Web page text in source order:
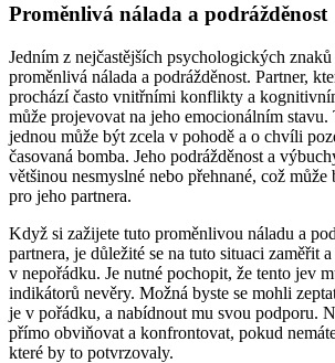
Proměnlivá nálada a podrážděnost
Jedním z nejčastějších psychologických
proměnlivá nálada a podrážděnost. Partner,
prochází často vnitřními konflikty a
může projevovat na jeho emocionálním stavu.
jednou může být zcela v pohodě a o chvíli
časovaná bomba. Jeho podrážděnost a
většinou nesmyslné nebo přehnané, což
pro jeho partnera.
Když si zažijete tuto proměnlivou náladu a
partnera, je důležité se na tuto situaci zaměřit
v nepořádku. Je nutné pochopit, že tento jev
indikátorů nevěry. Možná byste se mohli
je v pořádku, a nabídnout mu svou podporu.
přímo obviňovat a konfrontovat, pokud
které by to potvrzovaly.